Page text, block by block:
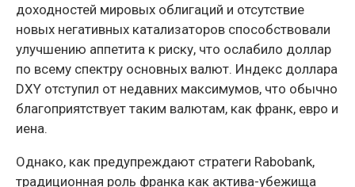
доходностей мировых облигаций и отсутствие
новых негативных катализаторов способствовали
улучшению аппетита к риску, что ослабило доллар
по всему спектру основных валют. Индекс доллара
DXY отступил от недавних максимумов, что обычно
благоприятствует таким валютам, как франк, евро и
иена.
Однако, как предупреждают стратеги Rabobank,
традиционная роль франка как актива-убежища